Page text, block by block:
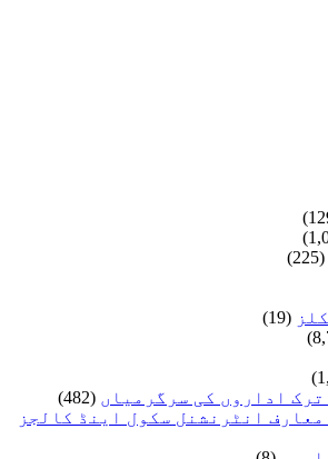
(225)
(19)
ترک اداروں کی سرگرمیاں (482)
معارف انٹرنشنل سکول اینڈ کالجز